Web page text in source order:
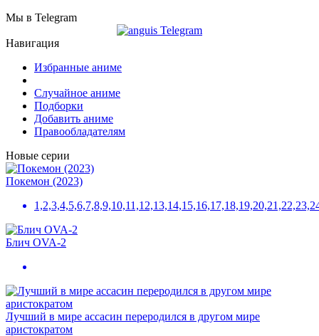
Мы в Telegram
Навигация
Избранные аниме
Случайное аниме
Подборки
Добавить аниме
Правообладателям
Новые серии
Покемон (2023)
Блич OVA-2
Лучший в мире ассасин переродился в другом мире
аристократом